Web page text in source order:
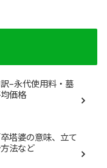
–永代使用料・墓
価格
塔婆の意味、立て
法など